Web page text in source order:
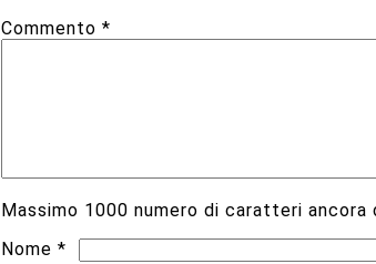
Commento*
Massimo 1000 numero di caratteri ancora
Nome*